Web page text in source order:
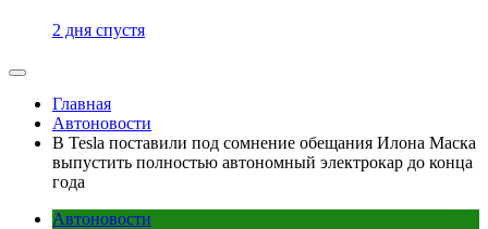
2 дня спустя
Главная
Автоновости
В Tesla поставили под сомнение обещания Илона Маска
выпустить полностью автономный электрокар до конца
года
Автоновости